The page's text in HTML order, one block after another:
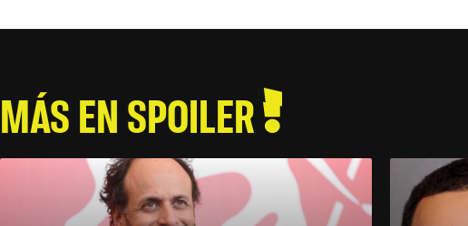
MÁS EN SPOILER